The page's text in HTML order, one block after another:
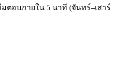
ตอบภายใน 5 นาที (จันทร์–เสาร์